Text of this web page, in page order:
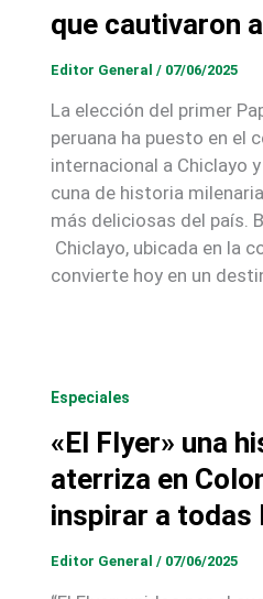
que cautivaron
Editor General / 07/06/2025
La elección del primer
peruana ha puesto en el
internacional a Chiclayo
cuna de historia
más deliciosas del país.
Chiclayo, ubicada en la
convierte hoy en un
Especiales
«El Flyer» una
aterriza en
inspirar a todas
Editor General / 07/06/2025